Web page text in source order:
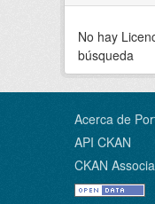
No hay
búsqueda
Acerca de
API CKAN
CKAN